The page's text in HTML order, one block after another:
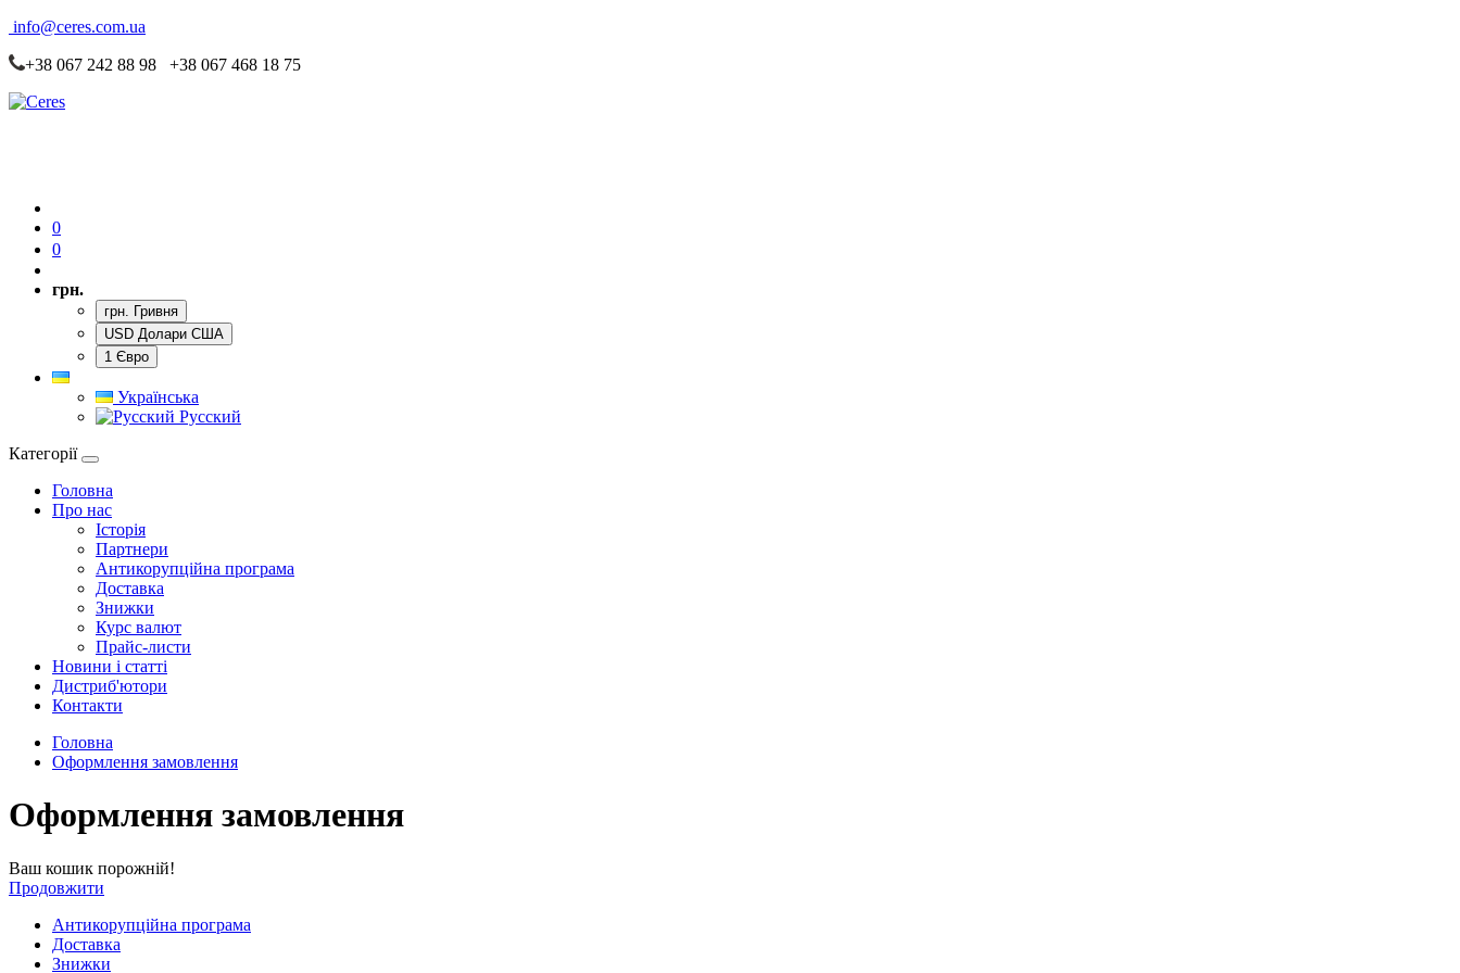
info@ceres.com.ua
+38 067 242 88 98 +38 067 468 18 75
0
0
грн.
грн. Гривня
USD Долари США
1 Євро
Українська
Русский
Категорії
Головна
Про нас
Історія
Партнери
Антикорупційна програма
Доставка
Знижки
Курс валют
Прайс-листи
Новини і статті
Дистриб'ютори
Контакти
Головна
Оформлення замовлення
Оформлення замовлення
Ваш кошик порожній!
Продовжити
Антикорупційна програма
Доставка
Знижки